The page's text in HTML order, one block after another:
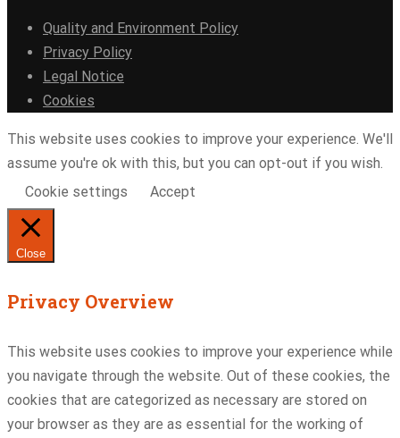
Quality and Environment Policy
Privacy Policy
Legal Notice
Cookies
This website uses cookies to improve your experience. We'll
assume you're ok with this, but you can opt-out if you wish.
Cookie settings
Accept
Close
Privacy Overview
This website uses cookies to improve your experience while
you navigate through the website. Out of these cookies, the
cookies that are categorized as necessary are stored on
your browser as they are as essential for the working of